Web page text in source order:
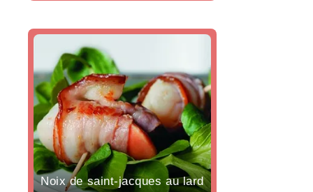
Noix de saint-jacques au lard